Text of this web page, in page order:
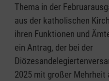
Thema in der
aus der katholischen
ihren Funktionen und
ein Antrag, der bei der
2025 mit großer Mehrheit